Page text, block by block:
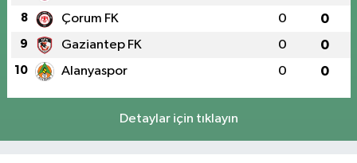
8 Çorum FK 0 0
9 Gaziantep FK 0 0
10 Alanyaspor 0 0
Detaylar için tıklayın